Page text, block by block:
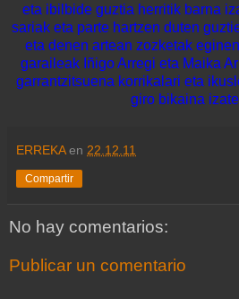
eta ibilbide guztia herritik barna
sariak eta parte hartzen duten
eta denen artean zozketak
garaileak Iñigo Arregi eta Maika
garrantzitsuena korrikalari eta
giro bikaina
ERREKA en 22.12.11
Compartir
No hay comentarios:
Publicar un comentario